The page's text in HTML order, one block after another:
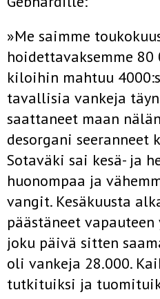
»Me saimme
hoidettavaksemme
kiloihin mahtuu
tavallisia vankeja
saattaneet maan
desorgani­ seeranneet
Sotaväki sai kesä- ja
huonompaa ja
vangit. Kesäkuusta
päästäneet
joku päivä sitten
oli vankeja 28.000.
tutkituiksi ja